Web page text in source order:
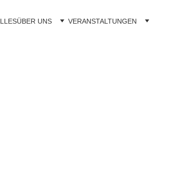
ÜBER UNS VERANSTALTUNGEN